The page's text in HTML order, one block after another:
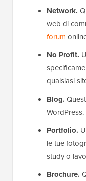
Network.
web di
forum
No Profit.
qualsiasi
Blog.
WordPress.
Portfolio.
le tue
study o
Brochure.